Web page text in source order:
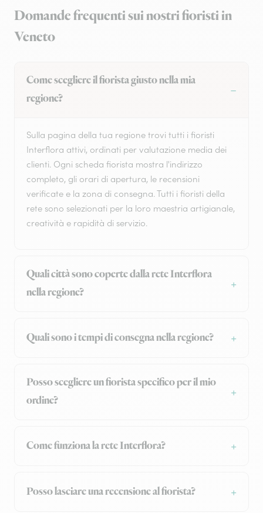
Domande frequenti sui nostri fioristi in
Veneto
Come scegliere il fiorista giusto nella mia
regione?
Sulla pagina della tua regione trovi tutti i fioristi
Interflora attivi, ordinati per valutazione media dei
clienti. Ogni scheda fiorista mostra l'indirizzo
completo, gli orari di apertura, le recensioni
verificate e la zona di consegna. Tutti i fioristi della
rete sono selezionati per la loro maestria artigianale,
creatività e rapidità di servizio.
Quali città sono coperte dalla rete Interflora
nella regione?
Quali sono i tempi di consegna nella regione?
Posso scegliere un fiorista specifico per il mio
ordine?
Come funziona la rete Interflora?
Posso lasciare una recensione al fiorista?